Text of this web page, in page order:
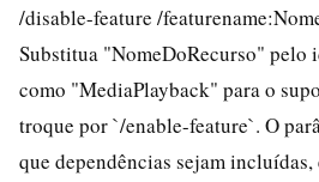
/disable-feature /
Substitua "NomeDoRecurso" pelo
como "MediaPlayback" para o
troque por `/enable-feature`. O
que dependências sejam